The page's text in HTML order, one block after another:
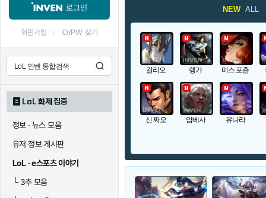
로그인
회원가입 ID/PW 찾기
LoL 화제 집중
정보 · 뉴스 모음
유저 정보 게시판
LoL · e스포츠 이야기
└3추 모음
NEW ALL
갈리오 렝가 미스 포츈
신 짜오 암베사 유나라